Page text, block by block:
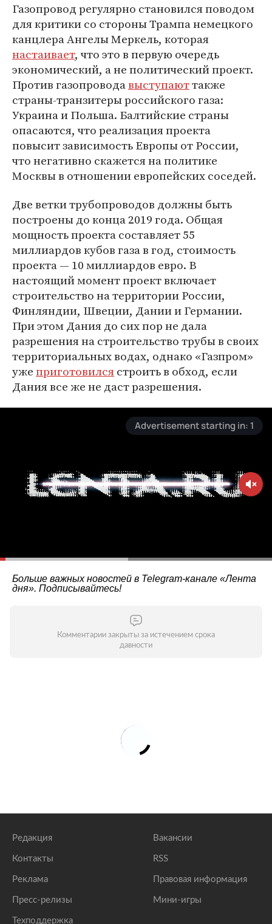
Газопровод регулярно становился поводом
для критики со стороны Трампа немецкого
канцлера Ангелы Меркель, которая
настаивает, что это в первую очередь
экономический, а не политический проект.
Против газопроводавыступаюттакже
страны-транзитеры российского газа:
Украина и Польша. Балтийские страны
опасаются, что реализация проекта
повысит зависимость Европы от России,
что негативно скажется на политике
Москвы в отношении европейских соседей.
Две ветки трубопроводов должны быть
построены до конца 2019 года. Общая
мощность проекта составляет 55
миллиардов кубов газа в год, стоимость
проекта — 10 миллиардов евро. В
настоящий момент проект включает
строительство на территории России,
Финляндии, Швеции, Дании и Германии.
При этом Дания до сих пор не дала
разрешения на строительство трубы в своих
территориальных водах, однако «Газпром»
ужеприготовилсястроить в обход, если
Дания все же не даст разрешения.
Больше важных новостей в Telegram-канале «Лента
дня». Подписывайтесь!
Комментарии закрыты за истечением срока
давности
Редакция
Контакты
Реклама
Пресс-релизы
Техподдержка
Вакансии
RSS
Правовая информация
Мини-игры